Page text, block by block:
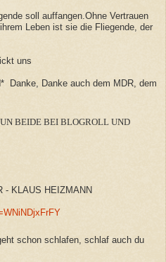
soll auffangen.Ohne Vertrauen
Leben ist sie die Fliegende, der
uns
Danke, Danke auch dem MDR, dem
BEIDE BEI BLOGROLL UND
- KLAUS HEIZMANN
schon schlafen, schlaf auch du